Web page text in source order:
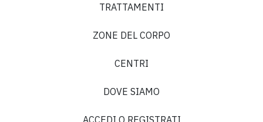
TRATTAMENTI
ZONE DEL CORPO
CENTRI
DOVE SIAMO
ACCEDI O REGISTRATI